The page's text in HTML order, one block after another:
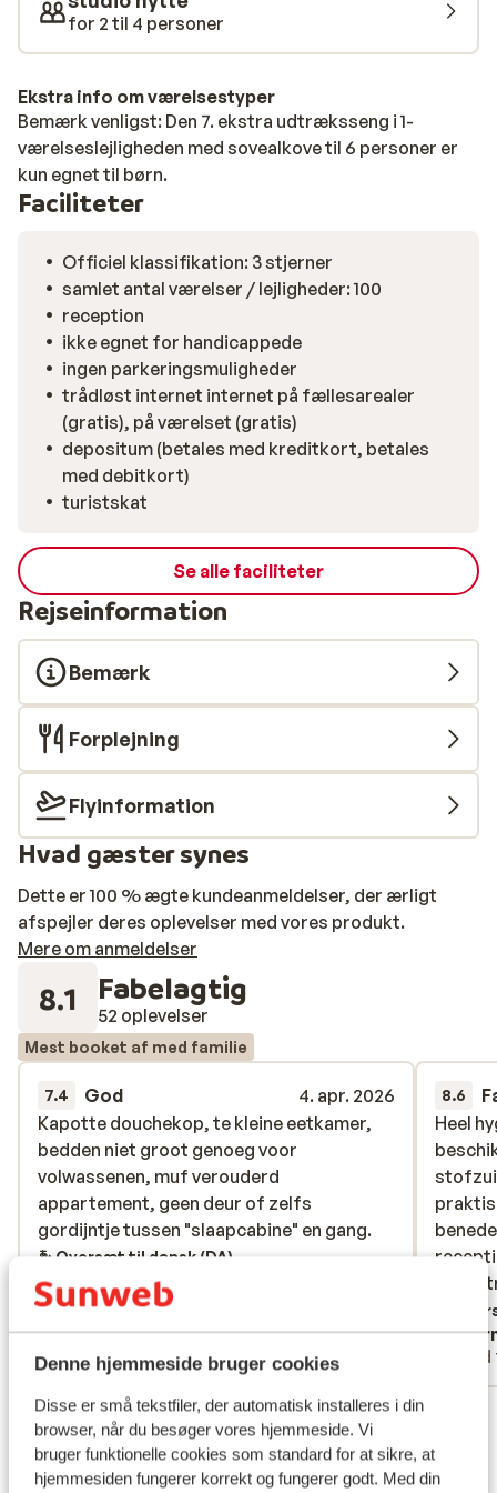
Denne hjemmeside bruger cookies
Disse er små tekstfiler, der automatisk installeres i din
browser, når du besøger vores hjemmeside. Vi
bruger funktionelle cookies som standard for at sikre, at
hjemmesiden fungerer korrekt og fungerer godt. Med din
indendørs badeland er det højest beliggende
svømmeanlæg, miljøvenligt og hele 2.400 m² stort.
wellnessområdet. Efter en afslappende dag kan du
tage ind til centrum om aftenen og nyde en drink, mens
dagens eventyr genopleves.
for 2 til 4 personer
Ekstra info om værelsestyper
Bemærk venligst: Den 7. ekstra udtræksseng i 1-
værelseslejligheden med sovealkove til 6 personer er
kun egnet til børn.
Faciliteter
Officiel klassifikation: 3 stjerner
samlet antal værelser / lejligheder: 100
reception
ikke egnet for handicappede
ingen parkeringsmuligheder
trådløst internet internet på fællesarealer
(gratis), på værelset (gratis)
depositum (betales med kreditkort, betales
med debitkort)
turistskat
Se alle faciliteter
Rejseinformation
Bemærk
Forplejning
Flyinformation
Hvad gæster synes
Dette er 100 % ægte kundeanmeldelser, der ærligt
afspejler deres oplevelser med vores produkt.
Mere om anmeldelser
8.1 Fabelagtig
52 oplevelser
Mest booket af med familie
7.4 God
4. apr. 2026
Kapotte douchekop, te kleine eetkamer,
bedden niet groot genoeg voor
volwassenen, muf verouderd
appartement, geen deur of zelfs
gordijntje tussen "slaapcabine" en gang.
Kapotte douchekop, te kleine eetkamer,
bedden niet groot genoeg voor
volwassenen, muf verouderd
appartement, geen deur of zelfs
gordijntje tussen "slaapcabine" en gang.
Oversæt til dansk (DA)
Anonym
Med familie
8.6
Heel
en
Heel
en
Se alle 52 anmeldelser
Lokation